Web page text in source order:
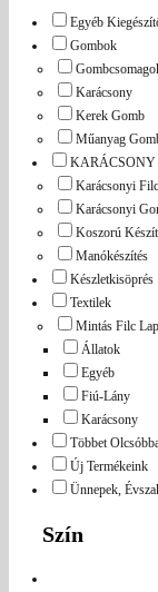
Egyéb
Gombok
Karácsony
Kerek Gomb
Műanyag
KARÁCSONY
Karácsonyi
Karácsonyi
Koszorú
Manókészítés
Készletkisöprés
Textilek
Mintás Filc
Állatok
Egyéb
Fiú-Lány
Karácsony
Többet
Új Termékeink
Ünnepek,
Szín